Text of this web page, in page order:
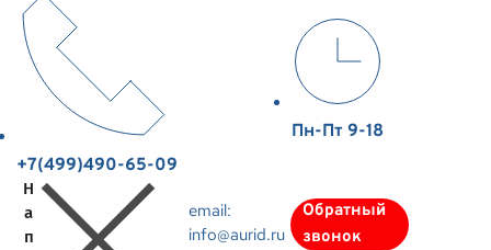
+7(499)490-65-09
Пн-Пт 9-18
Н
а
п
email:
info@aurid.ru
Обратный
звонок